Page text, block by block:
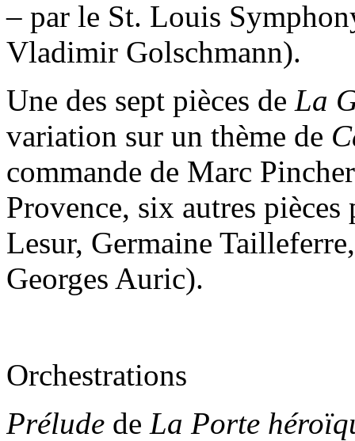
– par le St. Louis
Vladimir Golschmann).
Une des sept pièces de La
variation sur un thème de
commande de Marc
Provence, six autres
Lesur, Germaine
Georges Auric).
Orchestrations
Prélude de La Porte